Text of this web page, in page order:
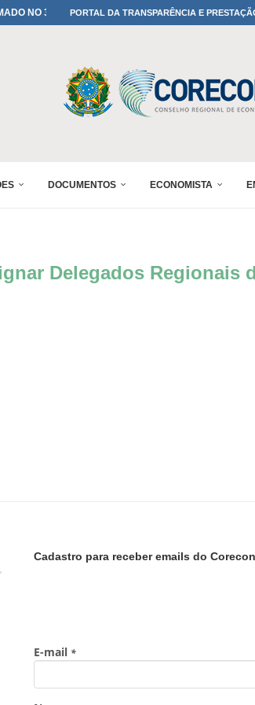
NO 30º ENESULPORTAL DA TRANSPARÊNCIA E
DOCUMENTOS ECONOMISTA
Delegados Regionais
Cadastro para receber emails do